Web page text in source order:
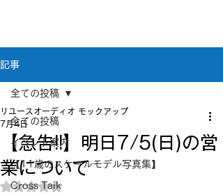
記事
全ての投稿
イベント案内
【11歳のスケールモデル写真集】
Cross Taik
全ての投稿
【急告!!】明日7/5(日)の営
業について
リユースオーディオ モックアップ
7月4日
5つ星のうちNaNと評価されています。